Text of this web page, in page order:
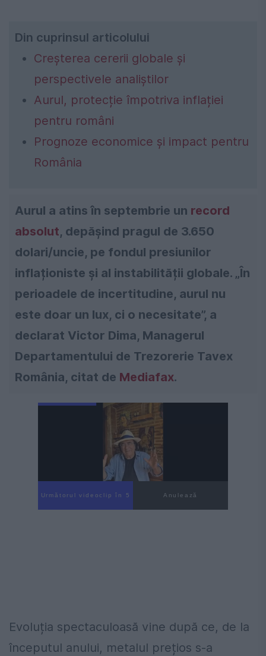
Din cuprinsul articolului
Creșterea cererii globale și
perspectivele analiștilor
Aurul, protecție împotriva inflației
pentru români
Prognoze economice și impact pentru
România
Aurul a atins în septembrie un record
absolut, depășind pragul de 3.650
dolari/uncie, pe fondul presiunilor
inflaționiste și al instabilității globale. „În
perioadele de incertitudine, aurul nu
este doar un lux, ci o necesitate”, a
declarat Victor Dima, Managerul
Departamentului de Trezorerie Tavex
România, citat de Mediafax.
Următorul videoclip în 3 Anulează
Evoluția spectaculoasă vine după ce, de la
începutul anului, metalul prețios s-a